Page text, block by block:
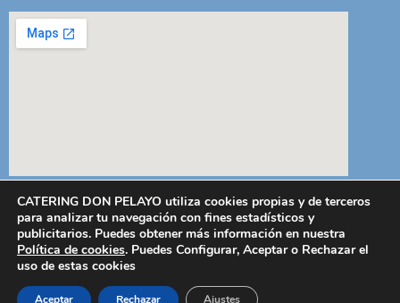
CATERING DON PELAYO utiliza cookies propias y de terceros
para analizar tu navegación con fines estadísticos y
publicitarios. Puedes obtener más información en nuestra
Política de cookies. Puedes Configurar, Aceptar o Rechazar el
uso de estas cookies
Aceptar Rechazar Ajustes